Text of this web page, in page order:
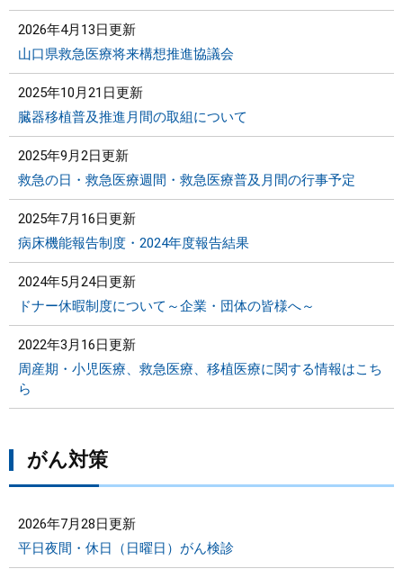
2026年4月13日更新
山口県救急医療将来構想推進協議会
2025年10月21日更新
臓器移植普及推進月間の取組について
2025年9月2日更新
救急の日・救急医療週間・救急医療普及月間の行事予定
2025年7月16日更新
病床機能報告制度・2024年度報告結果
2024年5月24日更新
ドナー休暇制度について～企業・団体の皆様へ～
2022年3月16日更新
周産期・小児医療、救急医療、移植医療に関する情報はこち
ら
がん対策
2026年7月28日更新
平日夜間・休日（日曜日）がん検診